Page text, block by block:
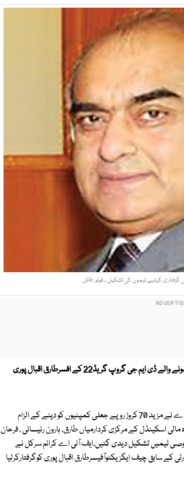
گرفتاری کیلیے ٹیموں کی تشکیل ۔ فوٹو : فائل
ٹریڈڈیولپمنٹ اتھارٹی کے سابق سربراہ اورکچھ عرصہ قبل ریٹائرڈہونے والے ڈی ایم جی گروپ گریڈ22 کے افسرطارق اقبال پوری
ٹریڈسبسڈی کی مد میں ہونے والی اربوں روپے کی کرپشن کے اسکینڈل میں ایف آئی اے نے مزید 70 کروڑ روپے جعلی کمپنیوں کو دینے کے الزام
اسکینڈل کے مرکزی کردارمیاں طارق، ہارون رئیسانی ، فرحان
ٹیمیں تشکیل دیدی گئیں،ایف آئی اے کرائم سرکل نے
سابق چیف ایگزیکٹوآفیسرطارق اقبال پوری کوگرفتارکرلیا